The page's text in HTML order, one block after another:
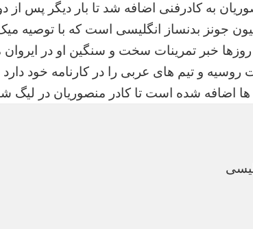
به کادرفنی اضافه شد تا بار دیگر پس
جونز بدنساز انگلیسی است که با توصیه
روزها خبر تمرینات سخت و سنگین او در
روسیه و تیم های عربی را در کارنامه خود
ها اضافه شده است تا کادر منصوریان در لیگ